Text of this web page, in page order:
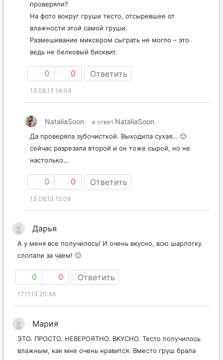
проверяли?
На фото вокруг груши тесто, отсыревшее от
влажности этой самой груши.
Размешивание миксером сыграть не могло – это
ведь не белковый бисквит.
0 0 Ответить
13.08.13 14:04
NataliaSoon в ответ NataliaSoon
Да проверяла зубочисткой. Выходила сухая… 🙁
сейчас разрезала второй и он тоже сырой, но не
настолько…
0 0 Ответить
13.08.13 15:09
Дарья
А у меня все получилось! И очень вкусно, всю шарлотку
слопали за чаем! 🙂
0 0 Ответить
17.11.13 20:48
Мария
ЭТО. ПРОСТО. НЕВЕРОЯТНО. ВКУСНО. Тесто получилось
влажным, как мне очень нравится. Вместо груш брала